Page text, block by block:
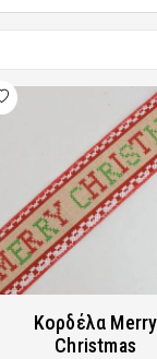
Κορδέλα Merry
Christmas